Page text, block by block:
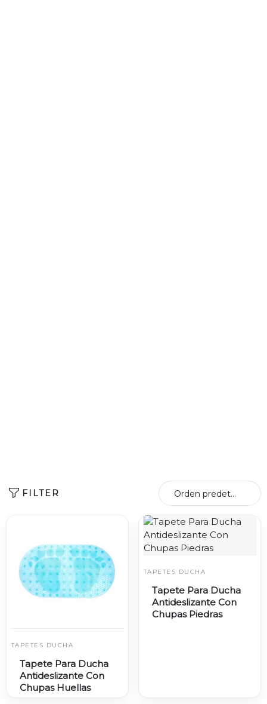
FILTER Orden predeterminado
TAPETES DUCHA
Tapete Para Ducha
Antideslizante Con
Chupas Huellas
TAPETES DUCHA
Tapete Para Ducha
Antideslizante Con
Chupas Piedras